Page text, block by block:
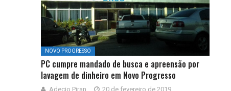
NOVO PROGRESSO
PC cumpre mandado de busca e apreensão por
lavagem de dinheiro em Novo Progresso
Adecio Piran 20 de fevereiro de 2019